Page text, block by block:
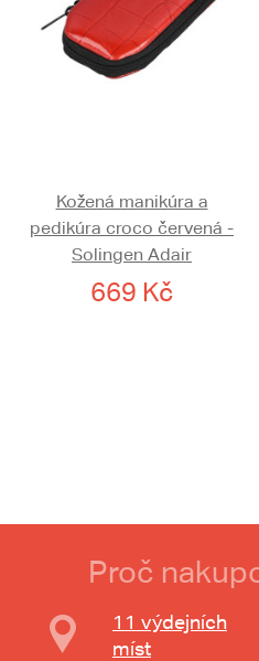
Kožená manikúra a
pedikúra croco červená -
Solingen Adair
669 Kč
Proč
11 výdejních
míst